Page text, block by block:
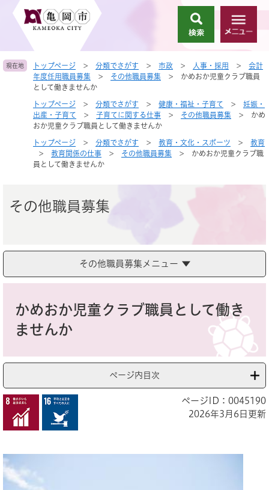
頭
飛
索
メ
ニ
ー
現在地 トップページ > 分類でさがす > 市政 > 人事・採用 >
会計
年度任用職員募集
> その他職員募集 >
かめおか児童クラブ職員
として働きませんか
トップページ > 分類でさがす > 健康・福祉・子育て >
妊娠・
出産・子育て
> 子育てに関する仕事 > その他職員募集 >
かめ
おか児童クラブ職員として働きませんか
トップページ > 分類でさがす > 教育・文化・スポーツ >
教育
>
教育関係の仕事 > その他職員募集 >
かめおか児童クラブ職
員として働きませんか
その他職員募集
その他職員募集メニュー
かめおか児童クラブ職員として働き
ませんか
ページ内目次
ページID：0045190
2026年3月6日更新